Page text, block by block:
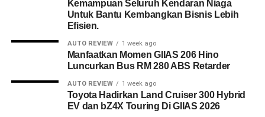
Kemampuan Seluruh Kendaran Niaga
Untuk Bantu Kembangkan Bisnis Lebih
Efisien.
AUTO REVIEW 1 week ago
Manfaatkan Momen GIIAS 206 Hino
Luncurkan Bus RM 280 ABS Retarder
AUTO REVIEW 1 week ago
Toyota Hadirkan Land Cruiser 300 Hybrid
EV dan bZ4X Touring Di GIIAS 2026